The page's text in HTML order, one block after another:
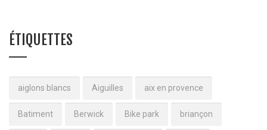
ÉTIQUETTES
aiglons blancs Aiguilles aix en provence
Batiment Berwick Bike park briançon